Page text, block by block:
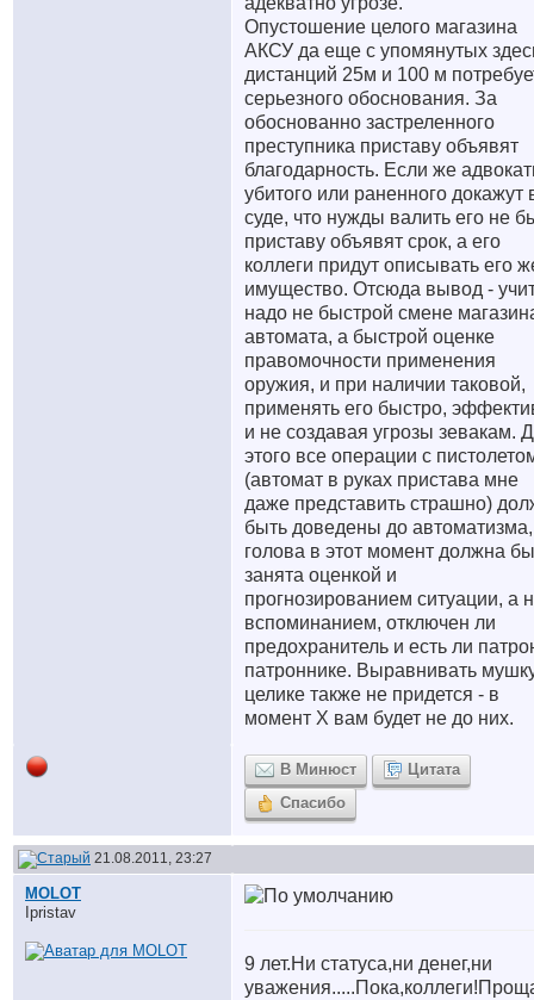
Опустошение целого магазина
АКСУ да еще с упомянутых
дистанций 25м и 100 м
серьезного обоснования. За
обоснованно застреленного
преступника приставу объявят
благодарность. Если же
убитого или раненного докажут
суде, что нужды валить его не
приставу объявят срок, а его
коллеги придут описывать его
имущество. Отсюда вывод -
надо не быстрой смене
автомата, а быстрой оценке
правомочности применения
оружия, и при наличии таковой,
применять его быстро,
и не создавая угрозы зевакам.
этого все операции с
(автомат в руках пристава мне
даже представить страшно)
быть доведены до автоматизма,
голова в этот момент должна
занята оценкой и
прогнозированием ситуации, а
вспоминанием, отключен ли
предохранитель и есть ли
патроннике. Выравнивать
целике также не придется - в
момент Х вам будет не до них.
В Минюст
Цитата
Спасибо
21.08.2011, 23:27
MOLOT
Ipristav
9 лет.Ни статуса,ни денег,ни